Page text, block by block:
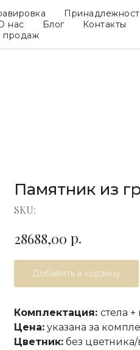
нас Блог
Контакты
продаж
Памятник из
SKU:
28688,00 р.
Добавить в корзину
Комплектация: стела
Цена: указана за
Цветник: без